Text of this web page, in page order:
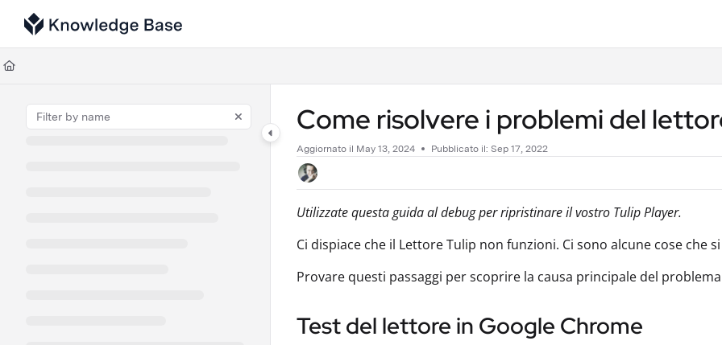
Documentation Index
Fetch the complete documentation index at:
Use this file to discover all available pages before exploring further.
Come risolvere i problemi del
Aggiornato il May 13, 2024 Pubblicato il: Sep 17, 2022
Utilizzate questa guida al debug per ripristinare il vostro Tulip Player.
Ci dispiace che il Lettore Tulip non funzioni. Ci sono alcune cose
Provare questi passaggi per scoprire la causa principale del
Test del lettore in Google Chrome